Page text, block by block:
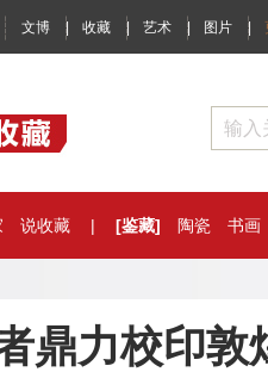
文博 | 收藏 | 艺术 | 图片 |
说收藏 | [鉴藏] 陶瓷 书画
鼎力校印敦